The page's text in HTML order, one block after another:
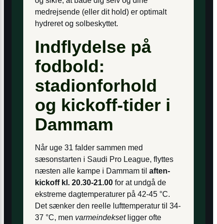
medrejsende (eller dit hold) er optimalt
hydreret og solbeskyttet.
Indflydelse på
fodbold:
stadionforhold
og kickoff-tider i
Dammam
Når uge 31 falder sammen med
sæsonstarten i Saudi Pro League, flyttes
næsten alle kampe i Dammam til aften-
kickoff kl. 20.30-21.00 for at undgå de
ekstreme dagtemperaturer på 42-45 °C.
Det sænker den reelle lufttemperatur til 34-
37 °C, men varmeindeksetligger ofte